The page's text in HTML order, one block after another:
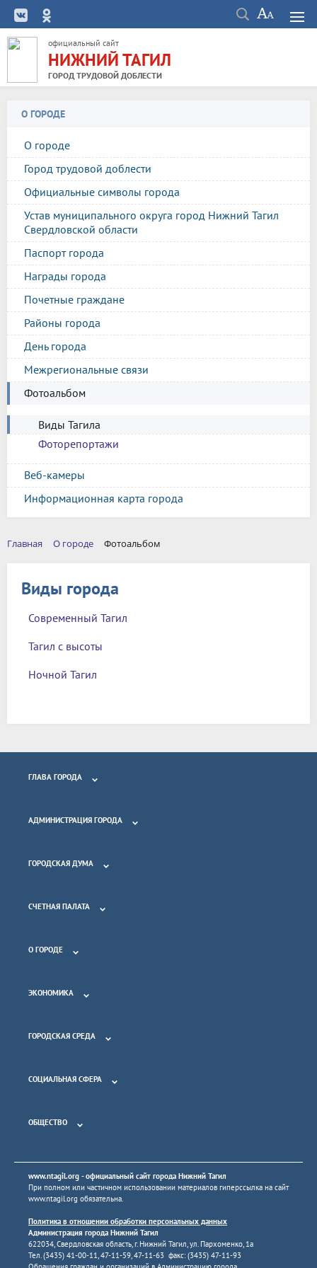
официальный сайт
НИЖНИЙ ТАГИЛ
ГОРОД ТРУДОВОЙ ДОБЛЕСТИ
О ГОРОДЕ
О городе
Город трудовой доблести
Официальные символы города
Устав муниципального округа город Нижний Тагил
Свердловской области
Паспорт города
Награды города
Почетные граждане
Районы города
День города
Межрегиональные связи
Фотоальбом
Виды Тагила
Фоторепортажи
Веб-камеры
Информационная карта города
Главная О городе Фотоальбом
Виды города
Современный Тагил
Тагил с высоты
Ночной Тагил
ГЛАВА ГОРОДА
АДМИНИСТРАЦИЯ ГОРОДА
ГОРОДСКАЯ ДУМА
СЧЕТНАЯ ПАЛАТА
О ГОРОДЕ
ЭКОНОМИКА
ГОРОДСКАЯ СРЕДА
СОЦИАЛЬНАЯ СФЕРА
ОБЩЕСТВО
www.ntagil.org - официальный сайт города Нижний Тагил
При полном или частичном использовании материалов гиперссылка на сайт
www.ntagil.org обязательна.
Политика в отношении обработки персональных данных
Администрация города Нижний Тагил
622034, Свердловская область, г. Нижний Тагил, ул. Пархоменко, 1а
Тел. (3435) 41-00-11, 47-11-59, 47-11-63 факс: (3435) 47-11-93